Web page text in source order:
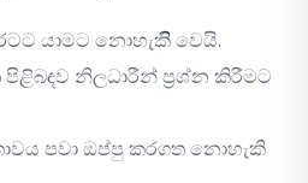
යාමට නොහැකිි වෙයි.
පිළිබඳව නිලධාරීන් ප්‍රශ්න කිරීමට
පවා ඔප්පු කරගත නොහැකි